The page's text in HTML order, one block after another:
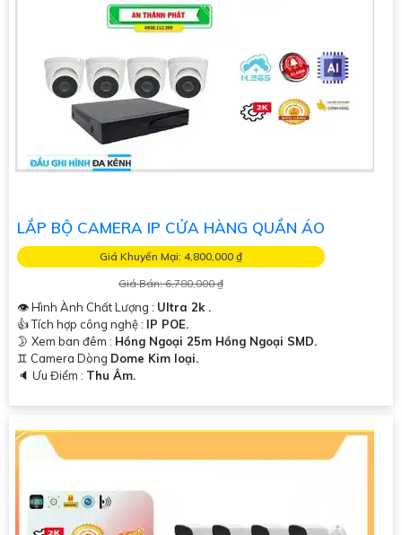
LẮP BỘ CAMERA IP CỬA HÀNG QUẦN ÁO
Giá Khuyến Mại: 4,800,000 ₫
Giá Bán: 6,780,000 ₫
👁 Hình Ành Chất Lượng : Ultra 2k .
👍 Tích hợp công nghệ : IP POE.
🌛 Xem ban đêm : Hồng Ngoại 25m Hồng Ngoại SMD.
♊ Camera Dòng Dome Kim loại.
️🔈 Ưu Điểm : Thu Âm.